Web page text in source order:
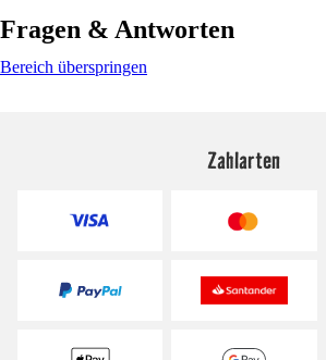
Fragen & Antworten
Bereich überspringen
Zahlarten